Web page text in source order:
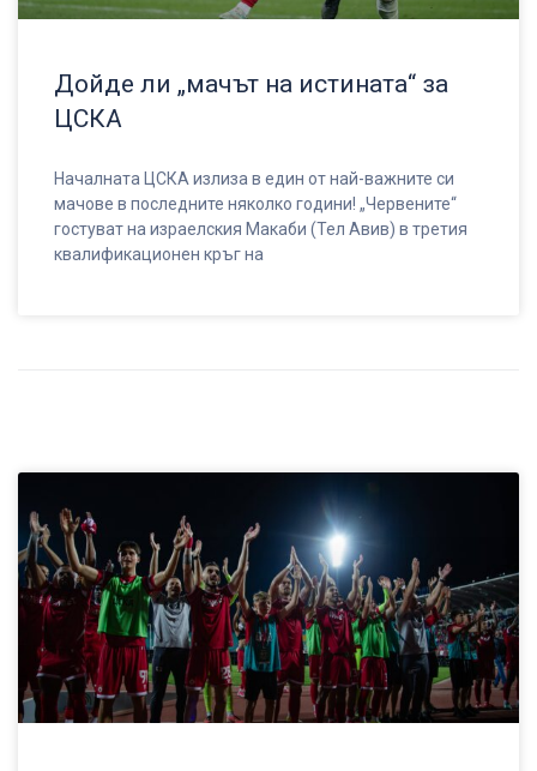
Дойде ли „мачът на истината“ за
ЦСКА
Началната ЦСКА излиза в един от най-важните си
мачове в последните няколко години! „Червените“
гостуват на израелския Макаби (Тел Авив) в третия
квалификационен кръг на